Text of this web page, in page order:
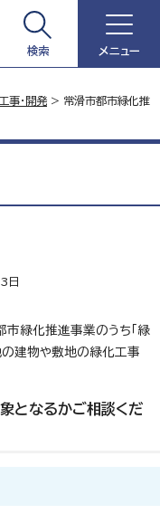
検索 メニュー
工事・開発 > 常滑市都市緑化推
日
市緑化推進事業のうち「緑
の建物や敷地の緑化工事
となるかご相談くだ